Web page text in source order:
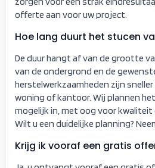
offerte aan voor uw project.
Hoe lang duurt het stucen
De duur hangt af van de grootte
van de ondergrond en de
herstelwerkzaamheden zijn
woning of kantoor. Wij plannen
mogelijk in, met oog voor kwaliteit
Wilt u een duidelijke planning?
Krijg ik vooraf een gratis